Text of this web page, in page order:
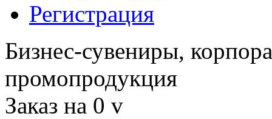
Регистрация
Бизнес-сувениры,
промопродукция
Заказ на 0 v